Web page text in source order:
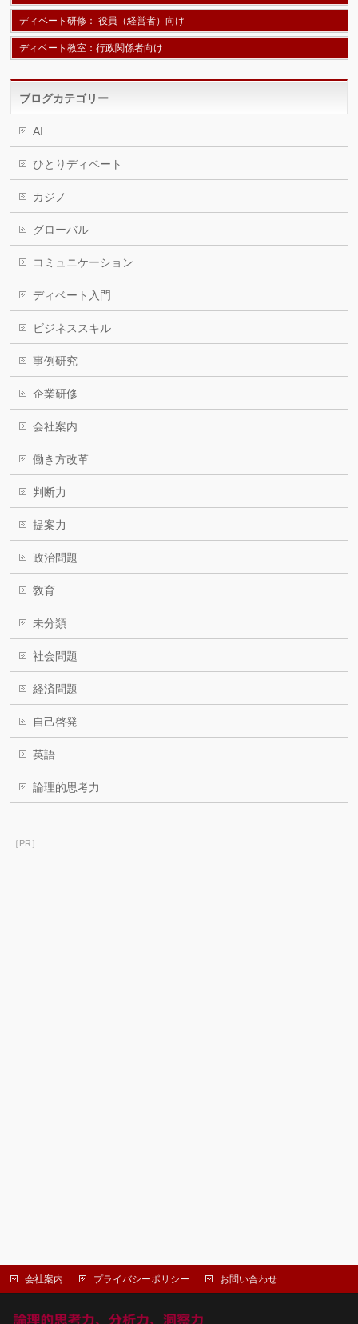
ディベート研修： 役員（経営者）向け
ディベート教室：行政関係者向け
ブログカテゴリー
AI
ひとりディベート
カジノ
グローバル
コミュニケーション
ディベート入門
ビジネススキル
事例研究
企業研修
会社案内
働き方改革
判断力
提案力
政治問題
敎育
未分類
社会問題
経済問題
自己啓発
英語
論理的思考力
［PR］
会社案内 プライバシーポリシー お問い合わせ